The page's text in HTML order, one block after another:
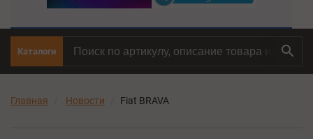
Каталоги
Главная Новости Fiat BRAVA